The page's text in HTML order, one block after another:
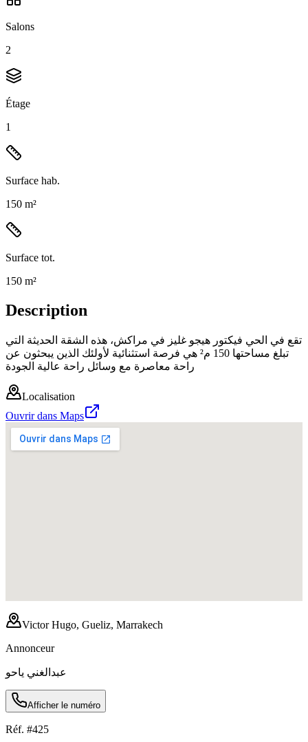
Salons
2
Étage
1
Surface hab.
150 m²
Surface tot.
150 m²
Description
تقع في الحي فيكتور هيجو غليز في مراكش، هذه الشقة الحديثة التي
تبلغ مساحتها 150 م² هي فرصة استثنائية لأولئك الذين يبحثون عن
راحة معاصرة مع وسائل راحة عالية الجودة
Localisation
Ouvrir dans Maps
Victor Hugo, Gueliz, Marrakech
Annonceur
عبدالغني ياحو
Afficher le numéro
Réf. #425